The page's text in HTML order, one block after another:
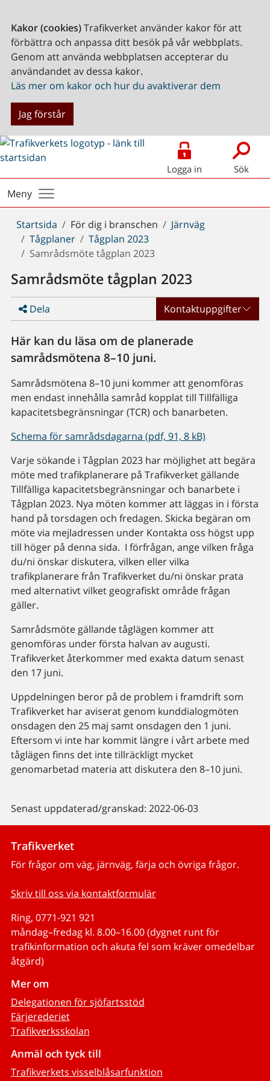
Kakor (cookies)Trafikverket använder kakor för att
förbättra och anpassa ditt besök på vår webbplats.
Genom att använda webbplatsen accepterar du
användandet av dessa kakor.
Läs mer om kakor och hur du avaktiverar dem
Jag förstår
Logga in Sök
Meny
Du
är
här:
Startsida För dig i branschen
Järnväg
Tågplaner
Tågplan 2023
Samrådsmöte tågplan 2023
Samrådsmöte tågplan 2023
Dela Kontaktuppgifter
Här kan du läsa om de planerade
samrådsmötena 8–10 juni.
Samrådsmötena 8–10 juni kommer att genomföras
men endast innehålla samråd kopplat till Tillfälliga
kapacitetsbegränsningar (TCR) och banarbeten.
Schema för samrådsdagarna (pdf, 91, 8 kB)
Varje sökande i Tågplan 2023 har möjlighet att begära
möte med trafikplanerare på Trafikverket gällande
Tillfälliga kapacitetsbegränsningar och banarbete i
Tågplan 2023. Nya möten kommer att läggas in i första
hand på torsdagen och fredagen. Skicka begäran om
möte via mejladressen under Kontakta oss högst upp
till höger på denna sida. I förfrågan, ange vilken fråga
du/ni önskar diskutera, vilken eller vilka
trafikplanerare från Trafikverket du/ni önskar prata
med alternativt vilket geografiskt område frågan
gäller.
Samrådsmöte gällande tåglägen kommer att
genomföras under första halvan av augusti.
Trafikverket återkommer med exakta datum senast
den 17 juni.
Uppdelningen beror på de problem i framdrift som
Trafikverket har aviserat genom kunddialogmöten
onsdagen den 25 maj samt onsdagen den 1 juni.
Eftersom vi inte har kommit längre i vårt arbete med
tåglägen finns det inte tillräckligt mycket
genomarbetad materia att diskutera den 8–10 juni.
Senast uppdaterad/granskad: 2022-06-03
Trafikverket
För frågor om väg, järnväg, färja och övriga frågor.
Skriv till oss via kontaktformulär
Ring, 0771-921 921
måndag–fredag kl. 8.00–16.00 (dygnet runt för
trafikinformation och akuta fel som kräver omedelbar
åtgärd)
Mer om
Delegationen för sjöfartsstöd
Färjerederiet
Trafikverksskolan
Anmäl och tyck till
Trafikverkets visselblåsarfunktion